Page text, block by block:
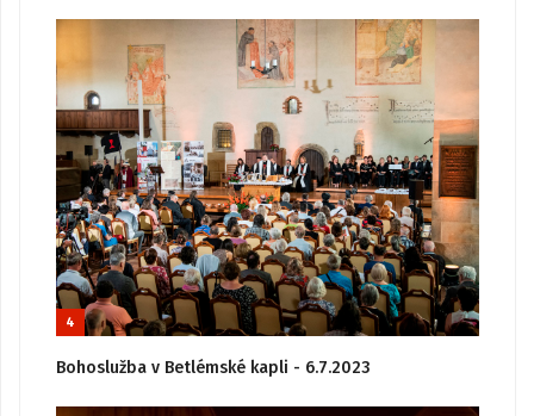
4
Bohoslužba v Betlémské kapli - 6.7.2023